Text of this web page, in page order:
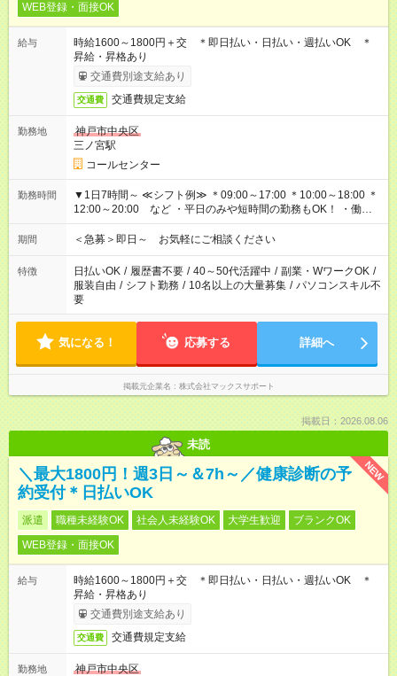
WEB登録・面接OK
給与
時給1600～1800円＋交 ＊即日払い・日払い・週払いOK ＊
昇給・昇格あり
交通費別途支給あり
交通費 交通費規定支給
勤務地
神戸市中央区
三ノ宮駅
コールセンター
勤務時間
▼1日7時間～ ≪シフト例≫ ＊09:00～17:00 ＊10:00～18:00 ＊
12:00～20:00 など ・平日のみや短時間の勤務もOK！ ・働き
方はお気軽にご相談下さい
期間 ＜急募＞即日～ お気軽にご相談ください
特徴 日払いOK / 履歴書不要 / 40～50代活躍中 / 副業・WワークOK /
服装自由 / シフト勤務 / 10名以上の大量募集 / パソコンスキル不
要
気になる！ 応募する 詳細へ
掲載元企業名 株式会社マックスサポート
掲載日：2026.08.06
未読
NEW
＼最大1800円！週3日～＆7h～／健康診断の予
約受付＊日払いOK
派遣 職種未経験OK 社会人未経験OK 大学生歓迎
ブランクOK
WEB登録・面接OK
給与
時給1600～1800円＋交 ＊即日払い・日払い・週払いOK ＊
昇給・昇格あり
交通費別途支給あり
交通費 交通費規定支給
勤務地
神戸市中央区